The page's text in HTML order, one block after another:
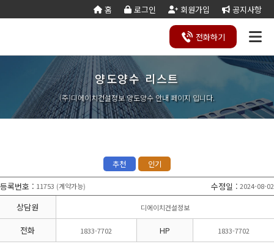
홈 로그인 회원가입 공지사항
전화하기
회사
소개
사업
영역
조직
도 는
길
합
건
설
업
토목건축
공사업
경설비공
조경공사
전문건설업
지반조성·포
장공사업
실내건축공
사업
도장·습식·방 조경식재·시
비계공사업
비공사업
철도·궤도공
사업
철강구조물공
기타공
사업
전기공사업 정보통신
공사업
업자
나무병원
석면해제
산림사업법
인
에너지절
약전문기
업
엔지니어링
차
담
하
기
양도
양수
리스
트
양도
양수
절차
기업
진단
공
제
조
합
실
태
조
사
기
재
사
항
변
경
공
능
력
가
·
합
잔고
증명
법령
서식
국가
계약
법령
관계
서식
건설
업등
록서
식
법시
행규
칙
서식
실질
자본
금
계산
기
세무
계산
기
양도양수 리스트
(주)디에이치건설정보 양도양수 안내 페이지 입니다.
추천 인기
등록번호 : 11753 (계약가능) 수정일 : 2024-08-02
상담원 디에이치건설정보
전화 1833-7702 HP 1833-7702